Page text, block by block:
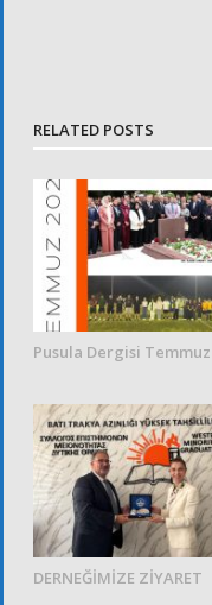
RELATED POSTS
Pusula Dergisi Temmuz
DERNEĞİMİZE ZİYARET